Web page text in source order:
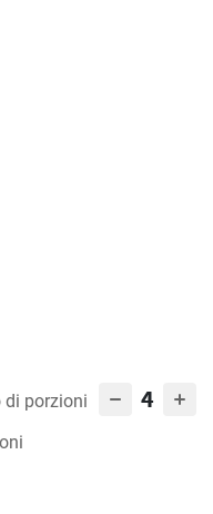
di porzioni 4